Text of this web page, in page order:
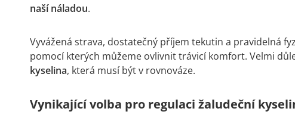
naší náladou.
Vyvážená strava, dostatečný příjem tekutin a pravidelná
pomocí kterých můžeme ovlivnit trávicí komfort. Velmi
kyselina, která musí být v rovnováze.
Vynikající volba pro regulaci žaludeční